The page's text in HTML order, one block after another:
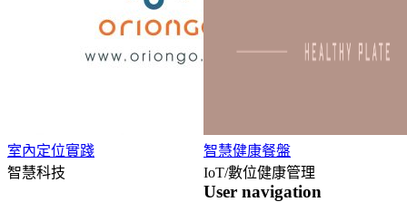
室內定位實踐
智慧科技
智慧健康餐盤
IoT/數位健康管理
User navigation